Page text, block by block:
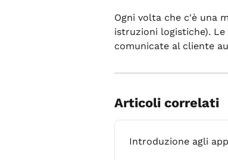
Ogni volta che c'è una
istruzioni logistiche).
comunicate al cliente
Articoli correlati
Introduzione agli